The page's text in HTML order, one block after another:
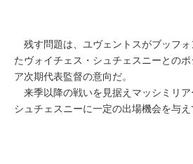
残す問題は、ユヴェントスがブッフォ
たヴォイチェス・シュチェスニーとの
ア次期代表監督の意向だ。
来季以降の戦いを見据えマッシミリ
シュチェスニーに一定の出場機会を与え